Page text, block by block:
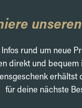
rund um neue
direkt und bequem
erhältst
für deine nächste